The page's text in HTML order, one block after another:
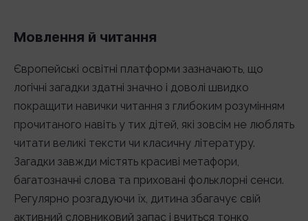
Мовлення й читання
Європейські освітні платформи зазначають, що
логічні загадки здатні значно і доволі швидко
покращити навички читання з глибоким розумінням
прочитаного навіть у тих дітей, які зовсім не люблять
читати великі тексти чи класичну літературу.
Загадки завжди містять красиві метафори,
багатозначні слова та приховані фольклорні сенси.
Регулярно розгадуючи їх, дитина збагачує свій
активний словниковий запас і вчиться тонко